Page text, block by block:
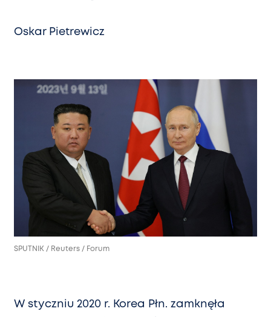
Oskar Pietrewicz
SPUTNIK / Reuters / Forum
W styczniu 2020 r. Korea Płn. zamknęła